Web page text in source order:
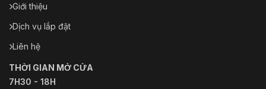
Giới thiệu
Dịch vụ lắp đặt
Liên hệ
THỜI GIAN MỞ CỬA
7H30 - 18H